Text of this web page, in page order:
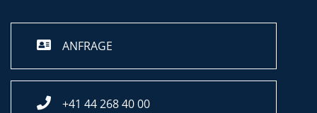
ANFRAGE
+41 44 268 40 00